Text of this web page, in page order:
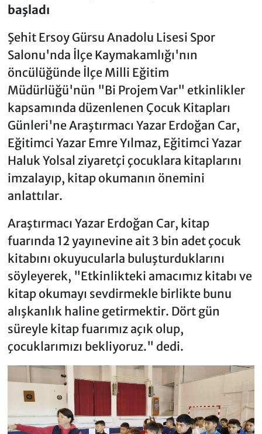
başladı
Şehit Ersoy Gürsu Anadolu Lisesi Spor
Salonu'nda İlçe Kaymakamlığı'nın
öncülüğünde İlçe Milli Eğitim
Müdürlüğü'nün "Bi Projem Var" etkinlikler
kapsamında düzenlenen Çocuk Kitapları
Günleri'ne Araştırmacı Yazar Erdoğan Car,
Eğitimci Yazar Emre Yılmaz, Eğitimci Yazar
Haluk Yolsal ziyaretçi çocuklara kitaplarını
imzalayıp, kitap okumanın önemini
anlattılar.
Araştırmacı Yazar Erdoğan Car, kitap
fuarında 12 yayınevine ait 3 bin adet çocuk
kitabını okuyucularla buluşturduklarını
söyleyerek, "Etkinlikteki amacımız kitabı ve
kitap okumayı sevdirmekle birlikte bunu
alışkanlık haline getirmektir. Dört gün
süreyle kitap fuarımız açık olup,
çocuklarımızı bekliyoruz." dedi.